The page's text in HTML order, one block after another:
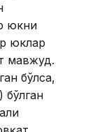
юкни
юклар
мавжуд.
бўлса,